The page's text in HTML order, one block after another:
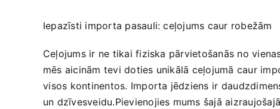
Iepazīsti importa pasauli: ceļojums caur robežām
Ceļojums ir ne‌ tikai fiziska pārvietošanās no
mēs aicinām‍ tevi doties unikālā ceļojumā caur
⁤visos kontinentos. Importa jēdziens ir
un dzīvesveidu.Pievienojies ‌mums šajā